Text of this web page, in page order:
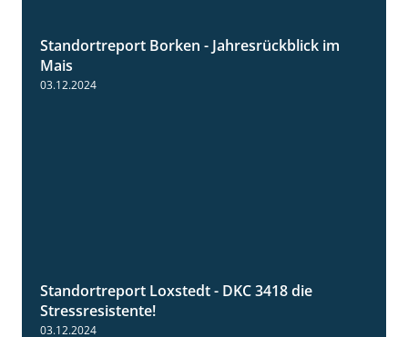
4:26
Standortreport Borken - Jahresrückblick im
Mais
03.12.2024
1:04
Standortreport Loxstedt - DKC 3418 die
Stressresistente!
03.12.2024